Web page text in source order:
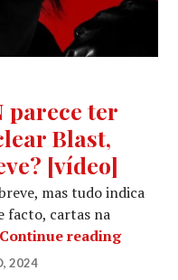
parece ter
Blast,
[vídeo]
mas tudo indica
facto, cartas na
Continue reading
2024